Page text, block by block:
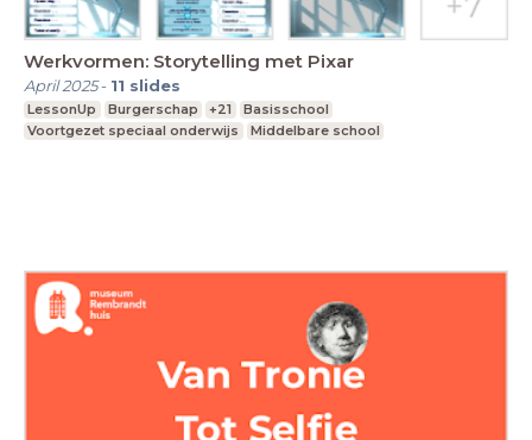
Werkvormen: Storytelling met Pixar
April 2025- 11 slides
LessonUp Burgerschap +21
Basisschool
Voortgezet speciaal onderwijs
Middelbare school